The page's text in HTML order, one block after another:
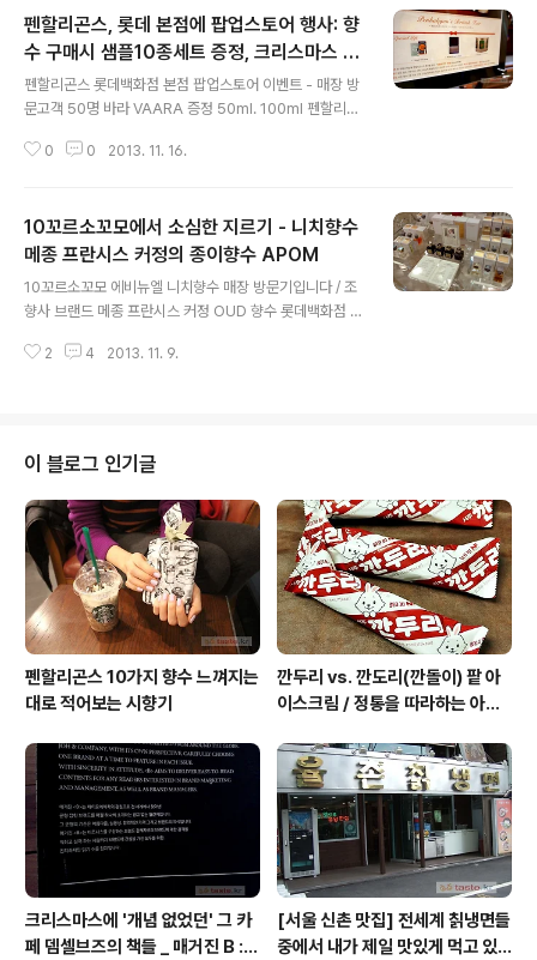
펜할리곤스, 롯데 본점에 팝업스토어 행사: 향
수 구매시 샘플10종세트 증정, 크리스마스 송
버즈 기프트 콜렉션
펜할리곤스 롯데백화점 본점 팝업스토어 이벤트 - 매장 방
문고객 50명 바라 VAARA 증정 50ml. 100ml 펜할리곤
펜할리곤스 송버즈, 루소랩 롯데 본점 매장 오픈 구경하러
에서 진행하는 일환으로 임시 운영 매장. 롯데 본점 팝업스
토어 오픈 장소 : 롯데백화점 본점 신관 엘리베이터 앞 기간
: 2013년 11월 15일(금) ~ 11월 21일(목) - 7일간 [프로
모션 - 롯데 본점 단독 행사] ※ 펜할리곤스 브리티시 페어 :
매일 팝업스토어 방문고객 선착순 50명 바라 VAARA 샘
플 증정 (사정상 변동 가능) 1. 전 구매고객 대상 ..
0 0 2013. 11. 16.
10꼬르소꼬모에서 소심한 지르기 - 니치향수
메종 프란시스 커정의 종이향수 APOM
10꼬르소꼬모 에비뉴엘 니치향수 매장 방문기입니다 / 조
향사 브랜드 메종 프란시스 커정 OUD 향수 롯데백화점 본
소꼬모 10 CORSO COMO는, 크리에이티브가 궁할 때
ALAND 등)이 보유한 콘텐츠들의 평균율에서 아직은 멀
찌감치 앞서 있는 10꼬르소꼬모. 조향사 브랜딩의 니치향
수 메종 프란시스 커정 - OUD mood collection 메종
프란시스 커정의 비누방울 향수와 종이 향수. 메종 프란시
스 커정 국내 런칭(2013-10-25) 하기 전, 10꼬르소꼬모
에 갈 때마..
2 4 2013. 11. 9.
이 블로그 인기글
펜할리곤스 10가지 향수 느껴지는
대로 적어보는 시향기
깐두리 vs. 깐도리(깐돌이) 팥 아
이스크림 / 정통을 따라하는 아류
스크림
크리스마스에 '개념 없었던' 그 카
페 뎀셀브즈의 책들 _ 매거진 B :
[서울 신촌 맛집] 전세계 칡냉면들
중에서 내가 제일 맛있게 먹고 있